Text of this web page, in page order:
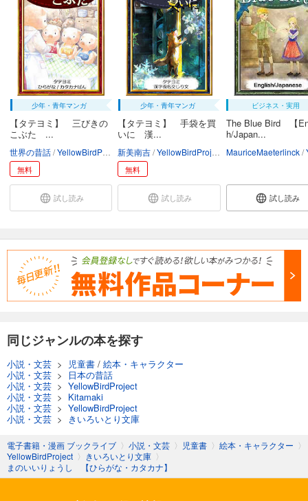
少年・青年マンガ
【タテヨミ】 三びきの
こぶた ...
世界の昔話 YellowBirdProject ちひろ
無料
試し読み
少年・青年マンガ
【タテヨミ】 手袋を買
いに 漢...
新美南吉 YellowBirdProject かつながみつとし
無料
試し読み
ビジネス・実用
The Blue Bird 【
h/Japan...
MauriceMaeterlinck
試し読み
同じジャンルの本を探す
小説・文芸 > 児童書 / 絵本・キャラクター
小説・文芸 >
日本の昔話
小説・文芸 > YellowBirdProject
小説・文芸 > Kitamaki
小説・文芸 > YellowBirdProject
小説・文芸 > きいろいとり文庫
電子書籍・漫画 ブックライブ 〉 小説・文芸 〉 児童書 〉 絵本・キャラクター 〉
YellowBirdProject 〉 きいろいとり文庫 〉
まのいいりょうし 【ひらがな・カタカナ】